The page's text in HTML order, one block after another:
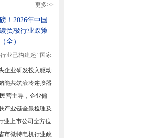
更多>>
！2026年中国
负极行业政策
全）
业已构建起 “国家
企业研发投入驱动
能共筑液冷连接器
营主导，企业偏
产业链全景梳理及
业上市公司全方位
市微特电机行业政